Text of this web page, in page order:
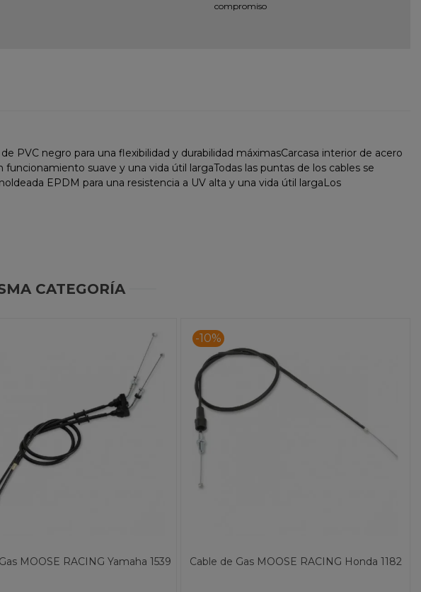
compromiso
negro para una flexibilidad y durabilidad máximasCarcasa interior de acero
suave y una vida útil largaTodas las puntas de los cables se
EPDM para una resistencia a UV alta y una vida útil largaLos
CATEGORÍA
MOOSE RACING Yamaha 1539
-10%
Cable de Gas MOOSE RACING Honda 1182